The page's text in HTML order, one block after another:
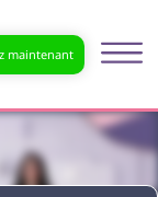
maintenant